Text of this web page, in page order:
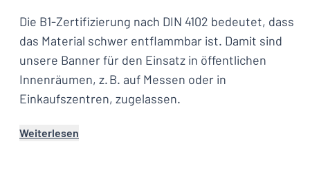
Die B1-Zertifizierung nach DIN 4102 bedeutet, dass
das Material schwer entflammbar ist. Damit sind
unsere Banner für den Einsatz in öffentlichen
Innenräumen, z. B. auf Messen oder in
Einkaufszentren, zugelassen.
Weiterlesen